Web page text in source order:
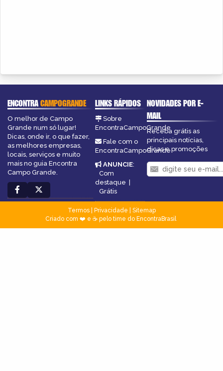
ENCONTRACAMPOGRANDE
O melhor de Campo
Grande num só lugar!
Dicas, onde ir, o que fazer,
as melhores empresas,
locais, serviços e muito
mais no guia Encontra
Campo Grande.
LINKS RÁPIDOS
Sobre
EncontraCampoGrande
Fale com o
EncontraCampoGrande
ANUNCIE:
Com
destaque |
Grátis
NOVIDADES POR E-
MAIL
Receba grátis as
principais notícias,
dicas e promoções
Termos| Privacidade
Sitemap
Criado com ❤️ e ☕ pelo time do EncontraBrasil